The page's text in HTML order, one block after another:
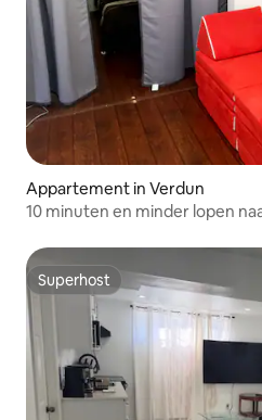
Appartement in Verdun
10 minuten en minder lopen
Superhost
Superhost